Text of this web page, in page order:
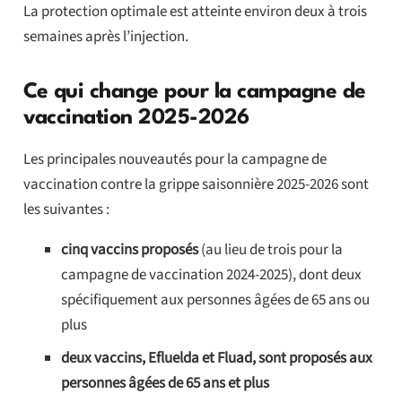
La protection optimale est atteinte environ deux à trois
semaines après l’injection.
Ce qui change pour la campagne de
vaccination 2025-2026
Les principales nouveautés pour la campagne de
vaccination contre la grippe saisonnière 2025-2026 sont
les suivantes :
cinq vaccins proposés(au lieu de trois pour la
campagne de vaccination 2024-2025), dont deux
spécifiquement aux personnes âgées de 65 ans ou
plus
deux vaccins, Efluelda et Fluad, sont proposés aux
personnes âgées de 65 ans et plus